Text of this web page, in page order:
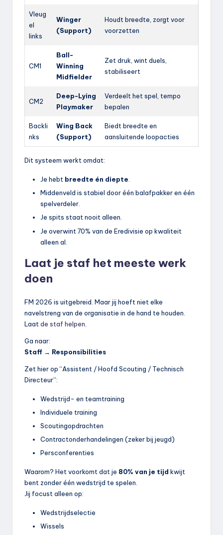
Vleug
el
links
Winger
(Support)
Houdt breedte, zorgt voor
voorzetten
CM1
Ball-
Winning
Midfielder
Zet druk, wint duels,
stabiliseert
CM2
Deep-Lying
Playmaker
Verdeelt het spel, tempo
bepalen
Backli
nks
Wing Back
(Support)
Biedt breedte en
aansluitende loopacties
Dit systeem werkt omdat:
Je hebt breedte én diepte.
Middenveld is stabiel door één balafpakker en één
spelverdeler.
Je spits staat nooit alleen.
Je overwint 70% van de Eredivisie op kwaliteit
alleen al.
Laat je staf het meeste werk
doen
FM 2026 is uitgebreid. Maar jij hoeft niet elke
navelstreng van de organisatie in de hand te houden.
Laat de staf helpen
Ga naar:
Staff → Responsibilities
Zet hier op “Assistent / Hoofd Scouting / Technisch
Directeur”:
Wedstrijd- en teamtraining
Individuele training
Scoutingopdrachten
Contractonderhandelingen (zeker bij jeugd)
Persconferenties
Waarom? Het voorkomt dat je 80% van je tijd kwijt
bent zonder één wedstrijd te spelen.
Jij focust alleen op:
Wedstrijdselectie
Wissels